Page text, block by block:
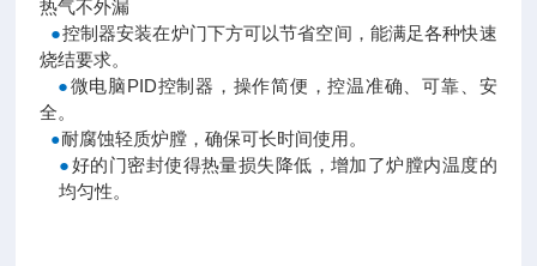
热气不外漏
●控制器安装在炉门下方可以节省空间，能满足各种快速
烧结要求。
●微电脑PID控制器，操作简便，控温准确、可靠、安
全。
●耐腐蚀轻质炉膛，确保可长时间使用。
●好的门密封使得热量损失降低，增加了炉膛内温度的
均匀性。